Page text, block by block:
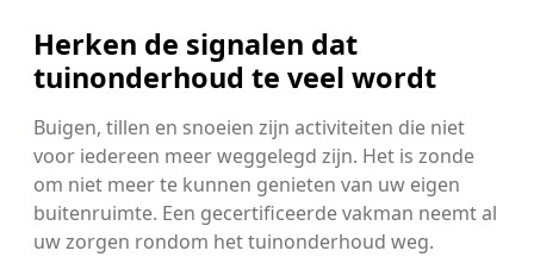
Herken de signalen dat
tuinonderhoud te veel wordt
Buigen, tillen en snoeien zijn activiteiten die niet
voor iedereen meer weggelegd zijn. Het is zonde
om niet meer te kunnen genieten van uw eigen
buitenruimte. Een gecertificeerde vakman neemt al
uw zorgen rondom het tuinonderhoud weg.